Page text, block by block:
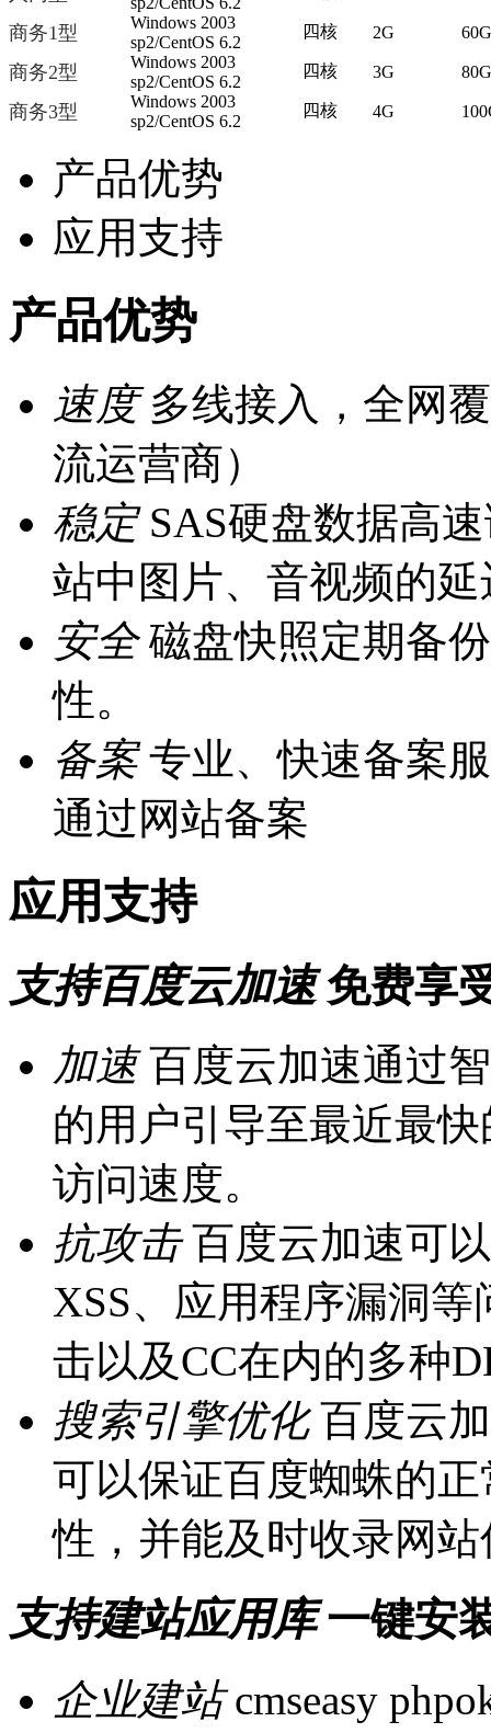
商务1型
Windows 2003
sp2/CentOS 6.2
四核 2G 60G
商务2型
Windows 2003
sp2/CentOS 6.2
四核 3G 80G
商务3型
Windows 2003
sp2/CentOS 6.2
四核 4G
产品优势
应用支持
产品优势
速度 多线接入，全网
流运营商）
稳定 SAS硬盘数据高
站中图片、音视频的
安全 磁盘快照定期备
性。
备案 专业、快速备案
通过网站备案
应用支持
支持百度云加速 免费享
加速 百度云加速通过
的用户引导至最近最
访问速度。
抗攻击 百度云加速可
XSS、应用程序漏洞
击以及CC在内的多种
搜索引擎优化 百度云
可以保证百度蜘蛛的
性，并能及时收录网
支持建站应用库 一键安
企业建站 cmseasy